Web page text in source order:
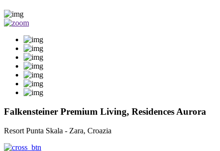
Falkensteiner Premium Living, Residences Aurora
Resort Punta Skala - Zara, Croazia